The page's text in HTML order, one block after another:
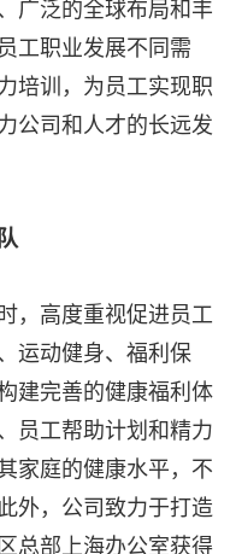
广泛的全球布局和丰
工职业发展不同需
培训，为员工实现职
公司和人才的长远发
，高度重视促进员工
运动健身、福利保
建完善的健康福利体
员工帮助计划和精力
家庭的健康水平，不
外，公司致力于打造
总部上海办公室获得